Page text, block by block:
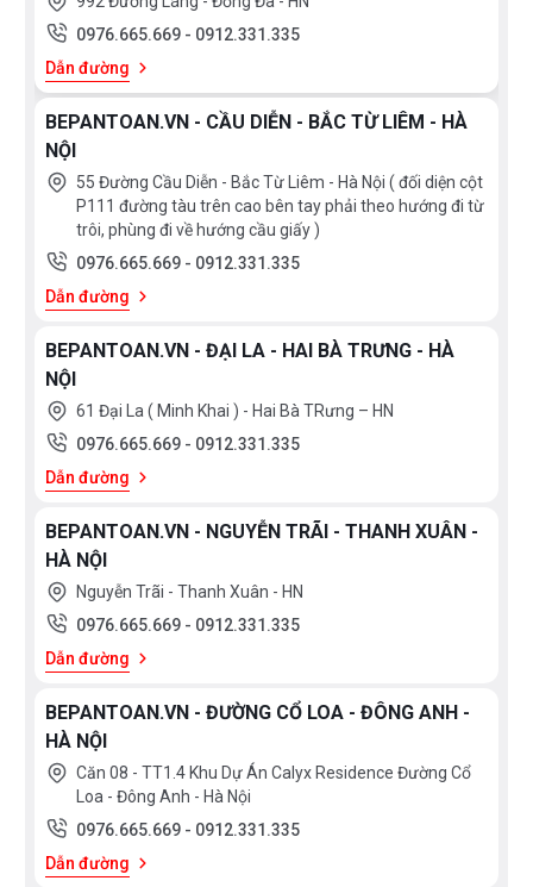
0976.665.669 - 0912.331.335
Dẫn đường
BEPANTOAN.VN - CẦU DIỄN - BẮC TỪ LIÊM - HÀ
NỘI
55 Đường Cầu Diễn - Bắc Từ Liêm - Hà Nội ( đối diện cột
P111 đường tàu trên cao bên tay phải theo hướng đi từ
trôi, phùng đi về hướng cầu giấy )
0976.665.669 - 0912.331.335
Dẫn đường
BEPANTOAN.VN - ĐẠI LA - HAI BÀ TRƯNG - HÀ
NỘI
61 Đại La ( Minh Khai ) - Hai Bà TRưng – HN
0976.665.669 - 0912.331.335
Dẫn đường
BEPANTOAN.VN - NGUYỄN TRÃI - THANH XUÂN -
HÀ NỘI
Nguyễn Trãi - Thanh Xuân - HN
0976.665.669 - 0912.331.335
Dẫn đường
BEPANTOAN.VN - ĐƯỜNG CỔ LOA - ĐÔNG ANH -
HÀ NỘI
Căn 08 - TT1.4 Khu Dự Án Calyx Residence Đường Cổ
Loa - Đông Anh - Hà Nội
0976.665.669 - 0912.331.335
Dẫn đường